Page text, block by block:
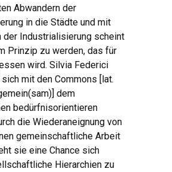
Abwandern der
in die Städte und mit
der Industrialisierung scheint
Prinzip zu werden, das für
wird. Silvia Federici
mit den Commons [lat.
] dem
bedürfnisorientieren
die Wiederaneignung von
gemeinschaftliche Arbeit
sie eine Chance sich
Hierarchien zu